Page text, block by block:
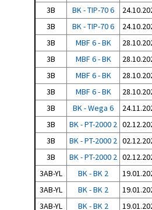
3B
BK - TIP-70 6
3B
BK - TIP-70 6
3B
MBF 6 - BK
3B
MBF 6 - BK
3B
MBF 6 - BK
3B
MBF 6 - BK
3B
BK - Wega 6
3B
BK - PT-2000 2
3B
BK - PT-2000 2
3B
BK - PT-2000 2
3AB-YL
BK - BK 2
3AB-YL
BK - BK 2
3AB-YL
BK - BK 2